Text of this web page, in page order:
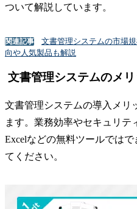
ついて解説しています。
関連記事
文書管理システムの市場
向や人気製品も解説
文書管理システムのメリ
文書管理システムの導入メリ
ます。業務効率やセキュリテ
Excelなどの無料ツールでは
てください。